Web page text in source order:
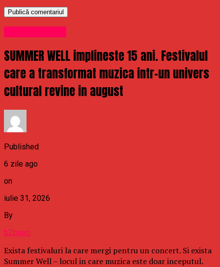
SUMMER WELL implineste 15 ani. Festivalul
care a transformat muzica intr-un univers
cultural revine in august
Published
6 zile ago
on
iulie 31, 2026
By
b2bseo
Exista festivaluri la care mergi pentru un concert. Si exista
Summer Well – locul in care muzica este doar inceputul.